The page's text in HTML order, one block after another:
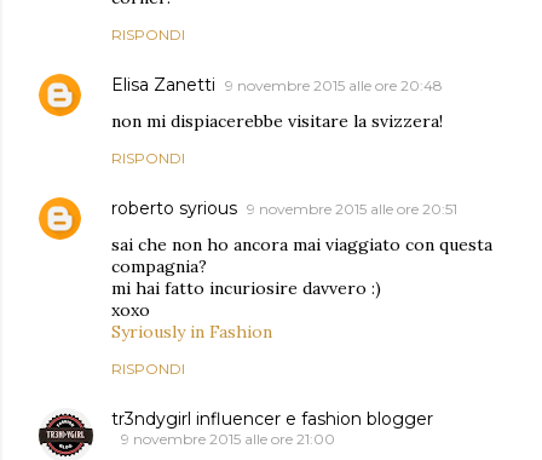
RISPONDI
Elisa Zanetti 9 novembre 2015 alle ore 20:48
non mi dispiacerebbe visitare la svizzera!
RISPONDI
roberto syrious 9 novembre 2015 alle ore 20:51
sai che non ho ancora mai viaggiato con questa
compagnia?
mi hai fatto incuriosire davvero :)
xoxo
Syriously in Fashion
RISPONDI
tr3ndygirl influencer e fashion blogger
9 novembre 2015 alle ore 21:00